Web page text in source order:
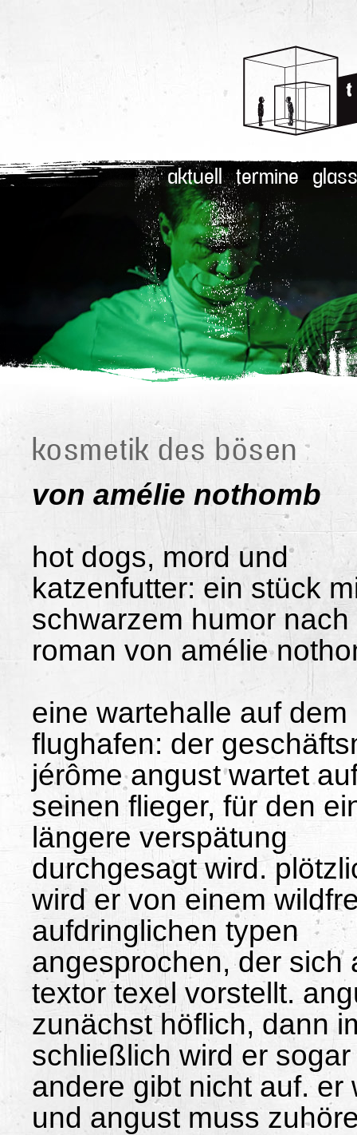
aktuell termine
kosmetik des bösen
von amélie nothomb
hot dogs, mord und
katzenfutter: ein stück
schwarzem humor nach
roman von amélie
eine wartehalle auf dem
flughafen: der
jérôme angust wartet
seinen flieger, für den
längere verspätung
durchgesagt wird.
wird er von einem
aufdringlichen typen
angesprochen, der sich
textor texel vorstellt.
zunächst höflich, dann
schließlich wird er
andere gibt nicht auf.
und angust muss